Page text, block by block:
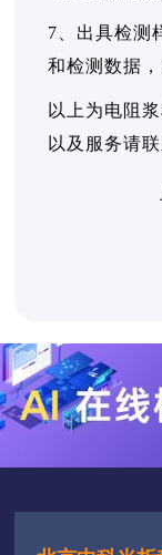
7、出具检测
和检测数据
以上为电阻
以及服务请